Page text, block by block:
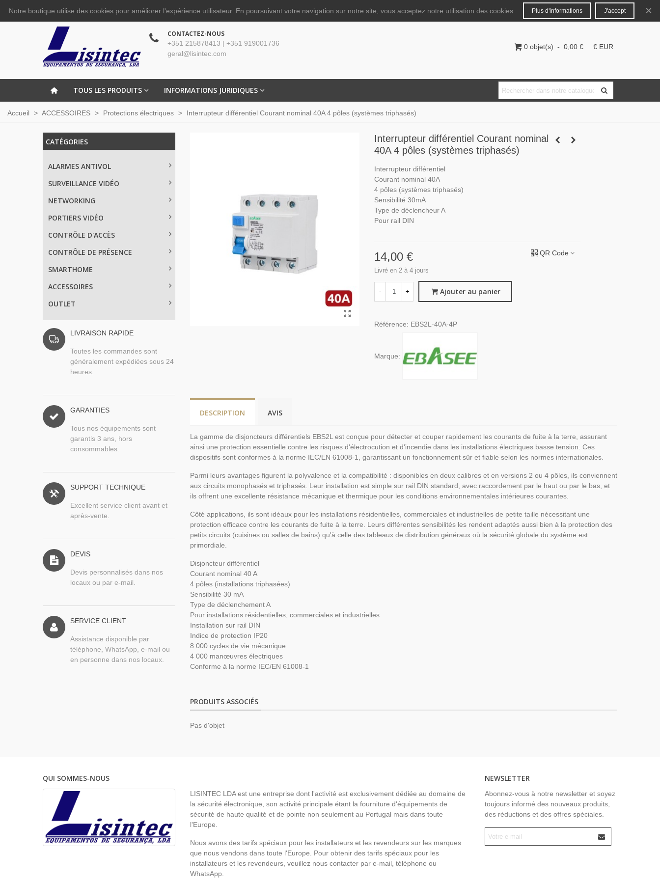
Français Connecter
CONTACTEZ-NOUS
+351 215878413 | +351 919001736
geral@lisintec.com
0 objet(s) - 0,00 € € EUR
TOUS LES PRODUITS INFORMATIONS JURIDIQUES
Accueil > ACCESSOIRES > Protections électriques > Interrupteur différentiel Courant nominal 40A 4 pôles (systèmes triphasés)
CATÉGORIES
ALARMES ANTIVOL
SURVEILLANCE VIDÉO
NETWORKING
PORTIERS VIDÉO
CONTRÔLE D'ACCÈS
CONTRÔLE DE PRÉSENCE
SMARTHOME
ACCESSOIRES
OUTLET
LIVRAISON RAPIDE
Toutes les commandes sont
généralement expédiées sous 24
heures.
GARANTIES
Tous nos équipements sont
garantis 3 ans, hors
consommables.
SUPPORT TECHNIQUE
Excellent service client avant et
après-vente.
DEVIS
Devis personnalisés dans nos
locaux ou par e-mail.
SERVICE CLIENT
Assistance disponible par
téléphone, WhatsApp, e-mail ou
en personne dans nos locaux.
Interrupteur différentiel Courant nominal
40A 4 pôles (systèmes triphasés)
Interrupteur différentiel
Courant nominal 40A
4 pôles (systèmes triphasés)
Sensibilité 30mA
Type de déclencheur A
Pour rail DIN
14,00 €
Livré en 2 à 4 jours
QR Code
- + Ajouter au panier
Référence: EBS2L-40A-4P
Marque:
DESCRIPTION AVIS
La gamme de disjoncteurs différentiels EBS2L est conçue pour détecter et couper rapidement les courants de fuite à la terre, assurant
ainsi une protection essentielle contre les risques d'électrocution et d'incendie dans les installations électriques basse tension. Ces
dispositifs sont conformes à la norme IEC/EN 61008-1, garantissant un fonctionnement sûr et fiable selon les normes internationales.
Parmi leurs avantages figurent la polyvalence et la compatibilité : disponibles en deux calibres et en versions 2 ou 4 pôles, ils conviennent
aux circuits monophasés et triphasés. Leur installation est simple sur rail DIN standard, avec raccordement par le haut ou par le bas, et
ils offrent une excellente résistance mécanique et thermique pour les conditions environnementales intérieures courantes.
Côté applications, ils sont idéaux pour les installations résidentielles, commerciales et industrielles de petite taille nécessitant une
protection efficace contre les courants de fuite à la terre. Leurs différentes sensibilités les rendent adaptés aussi bien à la protection des
petits circuits (cuisines ou salles de bains) qu'à celle des tableaux de distribution généraux où la sécurité globale du système est
primordiale.
Disjoncteur différentiel
Courant nominal 40 A
4 pôles (installations triphasées)
Sensibilité 30 mA
Type de déclenchement A
Pour installations résidentielles, commerciales et industrielles
Installation sur rail DIN
Indice de protection IP20
8 000 cycles de vie mécanique
4 000 manœuvres électriques
Conforme à la norme IEC/EN 61008-1
PRODUITS ASSOCIÉS
Pas d'objet
QUI SOMMES-NOUS
LISINTEC LDA est une entreprise dont l'activité est exclusivement dédiée au domaine de
la sécurité électronique, son activité principale étant la fourniture d'équipements de
sécurité de haute qualité et de pointe non seulement au Portugal mais dans toute
l'Europe.
Nous avons des tarifs spéciaux pour les installateurs et les revendeurs sur les marques
que nous vendons dans toute l'Europe. Pour obtenir des tarifs spéciaux pour les
installateurs et les revendeurs, veuillez nous contacter par e-mail, téléphone ou
WhatsApp.
NEWSLETTER
Abonnez-vous à notre newsletter et soyez
toujours informé des nouveaux produits,
des réductions et des offres spéciales.
Notre boutique utilise des cookies pour améliorer l'expérience utilisateur. En poursuivant votre navigation sur notre site, vous acceptez notre utilisation des cookies. Plus d'informations J'accept ×